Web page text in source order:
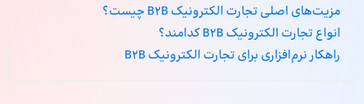
مزیت‌های اصلی تجارت الکترونیک B2B چیست؟
انواع تجارت الکترونیک B2B کدامند؟
راهکار نرم‌افزاری برای تجارت الکترونیک B2B